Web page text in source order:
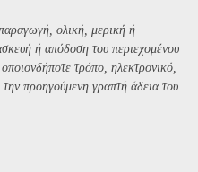
ολική, μερική ή
ή απόδοση του περιεχομένου
τρόπο, ηλεκτρονικό,
προηγούμενη γραπτή άδεια του